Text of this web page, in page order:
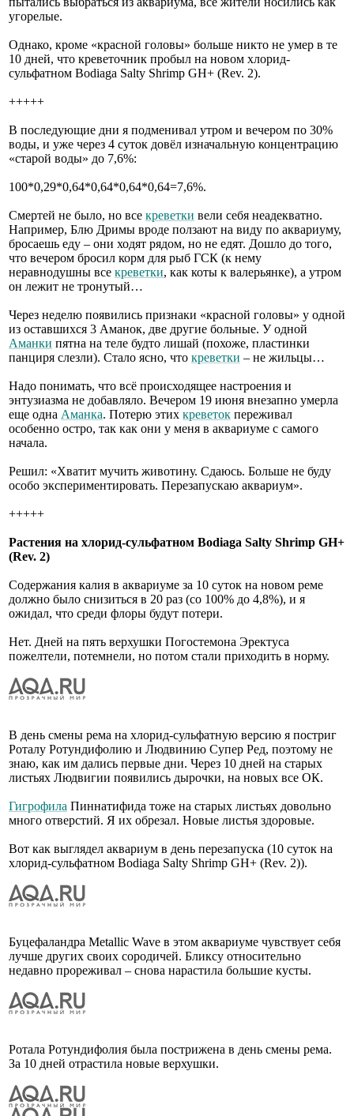
угорелые.
Однако, кроме «красной головы» больше никто не умер в те
10 дней, что креветочник пробыл на новом хлорид-
сульфатном Bodiaga Salty Shrimp GH+ (Rev. 2).
+++++
В последующие дни я подменивал утром и вечером по 30%
воды, и уже через 4 суток довёл изначальную концентрацию
«старой воды» до 7,6%:
100*0,29*0,64*0,64*0,64*0,64=7,6%.
Смертей не было, но все креветки вели себя неадекватно.
Например, Блю Дримы вроде ползают на виду по аквариуму,
бросаешь еду – они ходят рядом, но не едят. Дошло до того,
что вечером бросил корм для рыб ГСК (к нему
неравнодушны все креветки, как коты к валерьянке), а утром
он лежит не тронутый…
Через неделю появились признаки «красной головы» у одной
из оставшихся 3 Аманок, две другие больные. У одной
Аманки пятна на теле будто лишай (похоже, пластинки
панциря слезли). Стало ясно, что креветки – не жильцы…
Надо понимать, что всё происходящее настроения и
энтузиазма не добавляло. Вечером 19 июня внезапно умерла
еще одна Аманка. Потерю этих креветок переживал
особенно остро, так как они у меня в аквариуме с самого
начала.
Решил: «Хватит мучить животину. Сдаюсь. Больше не буду
особо экспериментировать. Перезапускаю аквариум».
+++++
Растения на хлорид-сульфатном Bodiaga Salty Shrimp GH+
(Rev. 2)
Содержания калия в аквариуме за 10 суток на новом реме
должно было снизиться в 20 раз (со 100% до 4,8%), и я
ожидал, что среди флоры будут потери.
Нет. Дней на пять верхушки Погостемона Эректуса
пожелтели, потемнели, но потом стали приходить в норму.
В день смены рема на хлорид-сульфатную версию я постриг
Роталу Ротундифолию и Людвинию Супер Ред, поэтому не
знаю, как им дались первые дни. Через 10 дней на старых
листьях Людвигии появились дырочки, на новых все ОК.
Гигрофила Пиннатифида тоже на старых листьях довольно
много отверстий. Я их обрезал. Новые листья здоровые.
Вот как выглядел аквариум в день перезапуска (10 суток на
хлорид-сульфатном Bodiaga Salty Shrimp GH+ (Rev. 2)).
Буцефаландра Metallic Wave в этом аквариуме чувствует себя
лучше других своих сородичей. Бликсу относительно
недавно прореживал – снова нарастила большие кусты.
Ротала Ротундифолия была пострижена в день смены рема.
За 10 дней отрастила новые верхушки.